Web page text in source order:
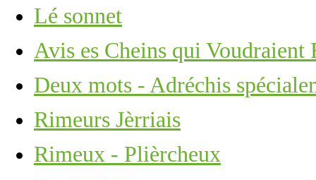
Lé sonnet
Avis es Cheins qui Voudraient
Deux mots - Adréchis
Rimeurs Jèrriais
Rimeux - Plièrcheux